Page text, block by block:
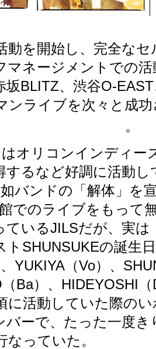
動を開始し、完全な
マネージメントでの
坂BLITZ、渋谷O-
ンライブを次々と成
。
はオリコンインディー
するなど好調に活動し
バンドの「解体」を
でのライブをもって
ているJILSだが、実は
トSHUNSUKEの誕生
YUKIYA（Vo）、
Ba）、HIDEYOSHI
に活動していた際の
バーで、たった一度き
なっていた。